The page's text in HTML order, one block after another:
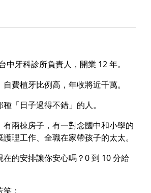
中牙科診所負責人，開業 12 年。
費植牙比例高，年收將近千萬。
「日子過得不錯」的人。
有兩棟房子，有一對念國中和小學的
理工作、全職在家帶孩子的太太。
在的安排讓你安心嗎？0 到 10 分給
：